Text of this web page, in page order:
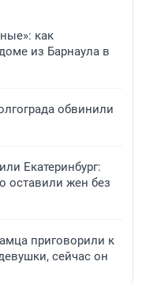
как
из Барнаула в
обвинили
Екатеринбург:
оставили жен без
приговорили к
сейчас он